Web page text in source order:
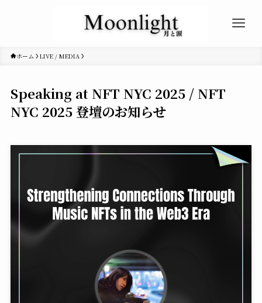
ホーム LIVE / MEDIA
Speaking at NFT NYC 2025 / NFT
NYC 2025 登壇のお知らせ